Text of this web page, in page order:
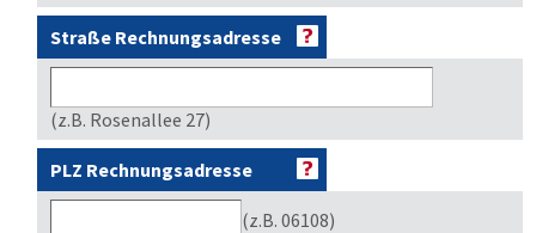
Straße Rechnungsadresse
(z.B. Rosenallee 27)
PLZ Rechnungsadresse
(z.B. 06108)